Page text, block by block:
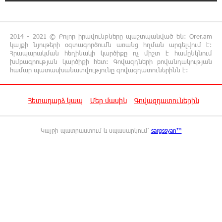
ուսանողական օլիմպիադայում
20:12:40 5-08-2026
Հայրենիքի զգացողությունը հողի
նկատմամբ պետք է լինի ոչ թե
Ղազարյան
19:57:06 5-08-2026
2014 - 2021 © Բոլոր իրավունքները պաշտպանված են: Orer.am
կայքի նյութերի օգտագործումն առանց հղման արգելվում է:
Հրապարակման հեղինակի կարծիքը ոչ միշտ է համընկնում
խմբագրության կարծիքի հետ: Գովազդների բովանդակության
համար պատասխանատվությունը գովազդատուներինն է:
Հետադարձ կապ Մեր մասին Գովազդատուներին
Կայքի պատրաստում և սպասարկում՝ sargssyan™